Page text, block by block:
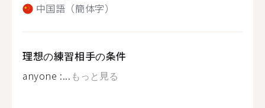
中国語（簡体字）
理想の練習相手の条件
anyone :... もっと見る